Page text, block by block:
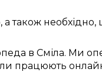
, а також необхідно,
в Сміла. Ми
працюють